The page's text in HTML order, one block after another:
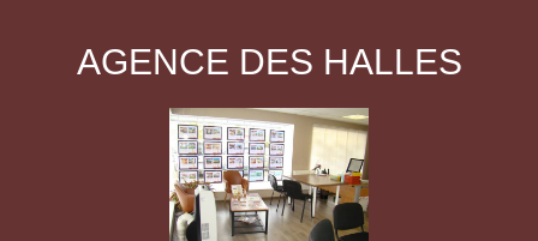
AGENCE DES HALLES